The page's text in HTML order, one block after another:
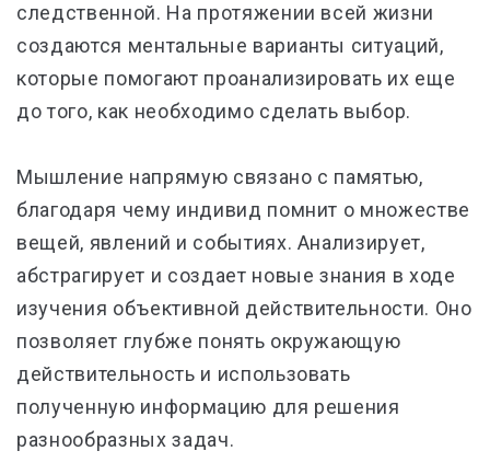
следственной. На протяжении всей жизни
создаются ментальные варианты ситуаций,
которые помогают проанализировать их еще
до того, как необходимо сделать выбор.
Мышление напрямую связано с памятью,
благодаря чему индивид помнит о множестве
вещей, явлений и событиях. Анализирует,
абстрагирует и создает новые знания в ходе
изучения объективной действительности. Оно
позволяет глубже понять окружающую
действительность и использовать
полученную информацию для решения
разнообразных задач.